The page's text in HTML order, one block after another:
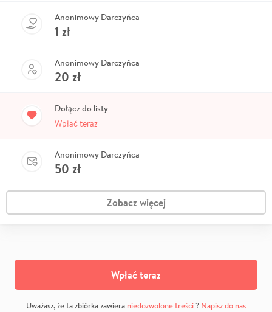
Anonimowy Darczyńca
1 zł
Anonimowy Darczyńca
20 zł
Dołącz do listy
Wpłać teraz
Anonimowy Darczyńca
50 zł
Zobacz więcej
Wpłać teraz
Uważasz, że ta zbiórka zawiera niedozwolone treści? Napisz do nas